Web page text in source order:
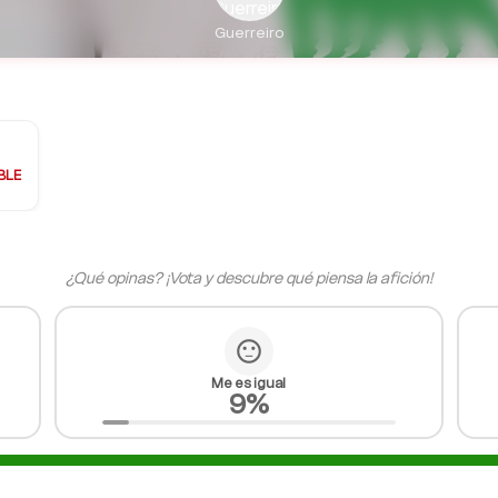
Racing de Santander
Guerreiro
¿Qué opinas? ¡Vota y descubre qué piensa la afición!
sentiment_neutral
Me es igual
9%